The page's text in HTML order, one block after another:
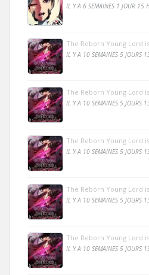
IL Y A 6 SEMAINES 1 JOUR 15
The Reborn Young Lord
IL Y A 10 SEMAINES 5 JOURS
The Reborn Young Lord
IL Y A 10 SEMAINES 5 JOURS
The Reborn Young Lord
IL Y A 10 SEMAINES 5 JOURS
The Reborn Young Lord
IL Y A 10 SEMAINES 5 JOURS
The Reborn Young Lord
IL Y A 10 SEMAINES 5 JOURS